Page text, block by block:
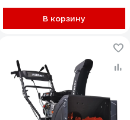
В корзину